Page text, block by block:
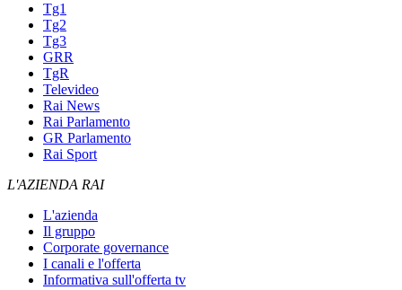
Tg1
Tg2
Tg3
GRR
TgR
Televideo
Rai News
Rai Parlamento
GR Parlamento
Rai Sport
L'AZIENDA RAI
L'azienda
Il gruppo
Corporate governance
I canali e l'offerta
Informativa sull'offerta tv